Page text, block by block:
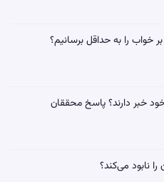
خواب را به حداقل برسانیم؟
خبر دارند؟ پاسخ محققان
نابود می‌کند؟